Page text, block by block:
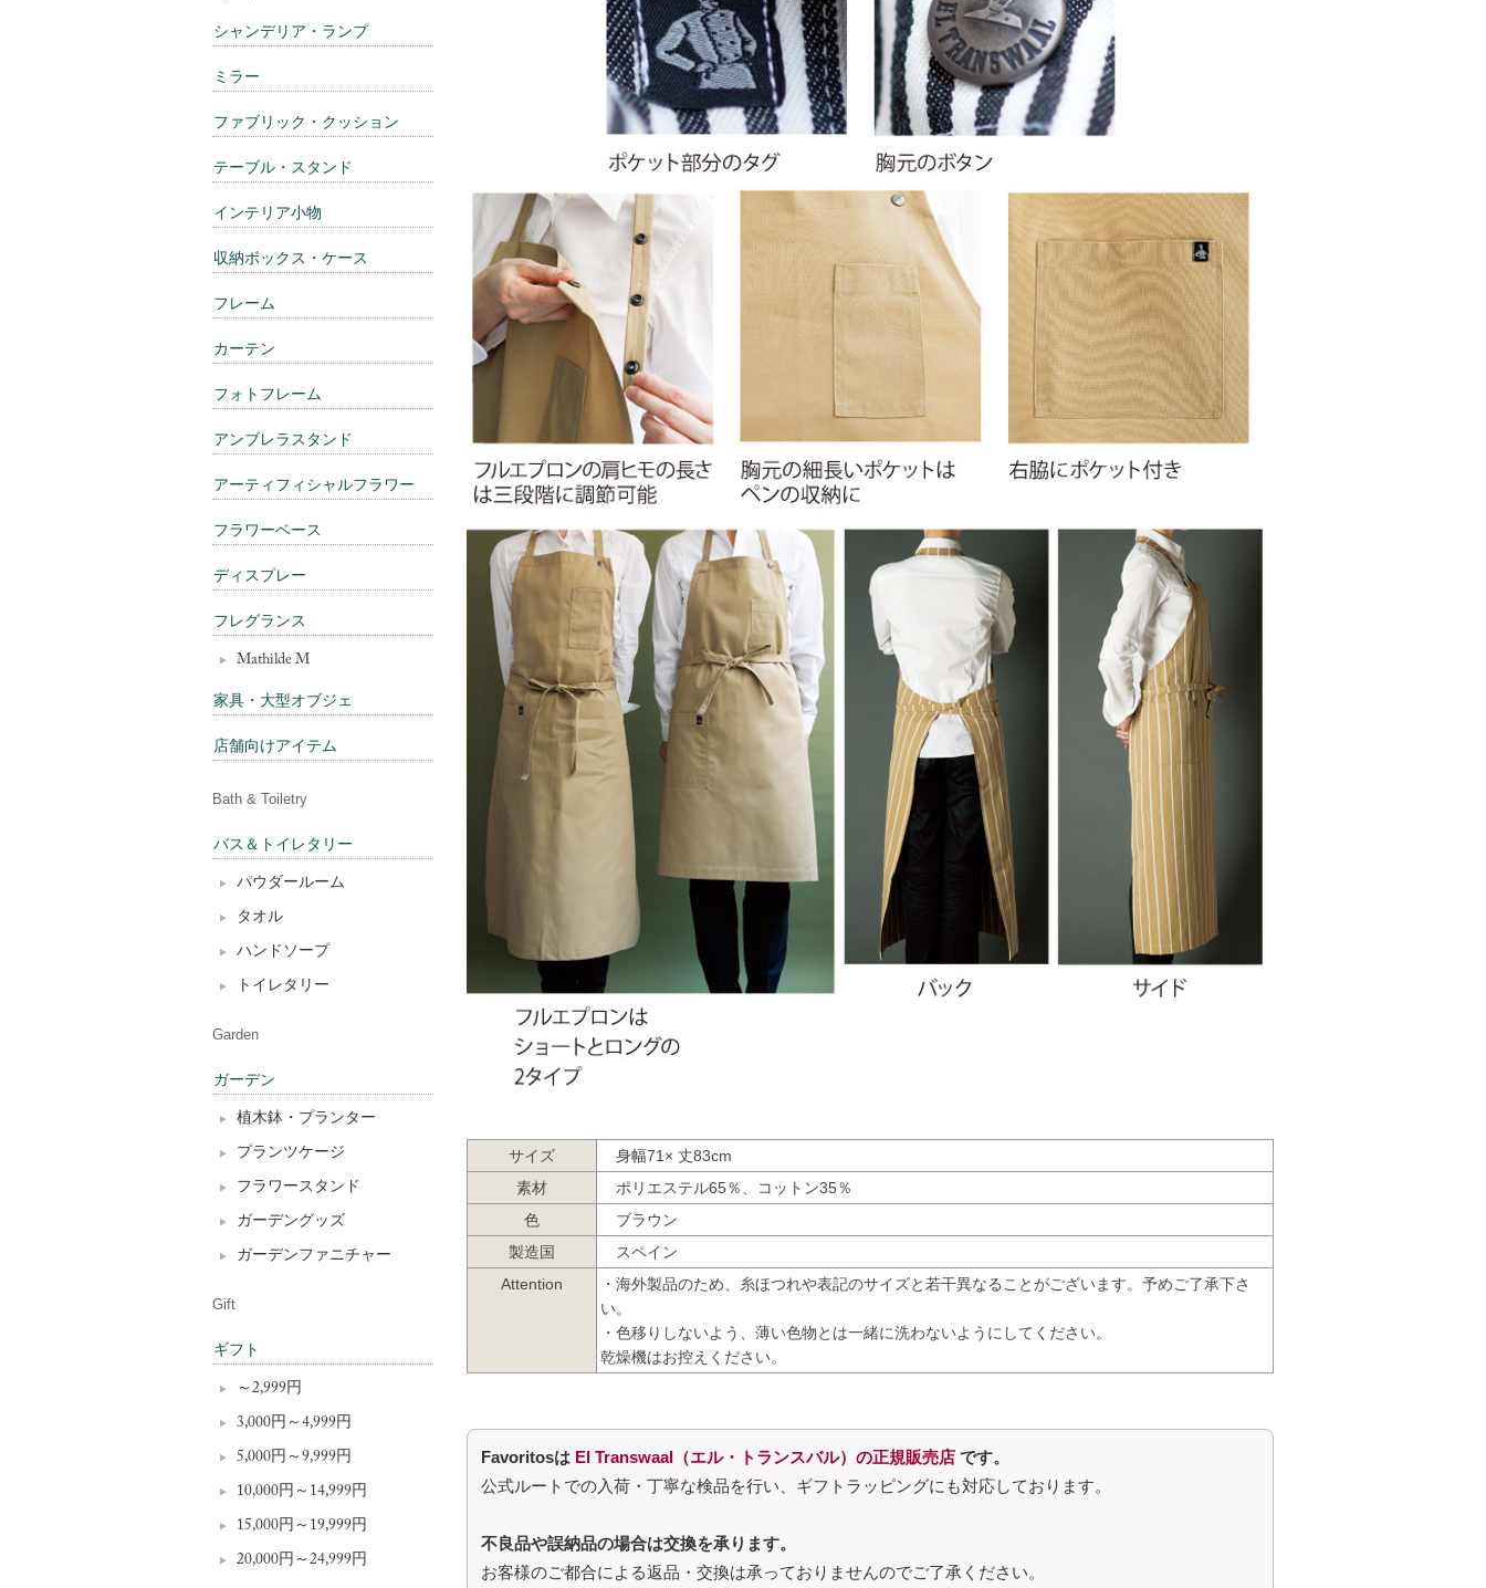
サイズ
身幅71× 丈83cm
素材
ポリエステル65％、コットン35％
色
ブラウン
製造国
スペイン
Attention
・海外製品のため、糸ほつれや表記のサイズと若干異なることがございます。予めご了承下さ
い。
・色移りしないよう、薄い色物とは一緒に洗わないようにしてください。
乾燥機はお控えください。
Favoritosは El Transwaal（エル・トランスバル）の正規販売店 です。
公式ルートでの入荷・丁寧な検品を行い、ギフトラッピングにも対応しております。
不良品や誤納品の場合は交換を承ります。
お客様のご都合による返品・交換は承っておりませんのでご了承ください。
シャンデリア・ランプ
ミラー
ファブリック・クッション
テーブル・スタンド
インテリア小物
収納ボックス・ケース
フレーム
カーテン
フォトフレーム
アンブレラスタンド
アーティフィシャルフラワー
フラワーベース
ディスプレー
フレグランス
Mathilde M
家具・大型オブジェ
店舗向けアイテム
Bath & Toiletry
バス＆トイレタリー
パウダールーム
タオル
ハンドソープ
トイレタリー
Garden
ガーデン
植木鉢・プランター
プランツケージ
フラワースタンド
ガーデングッズ
ガーデンファニチャー
Gift
ギフト
～2,999円
3,000円～4,999円
5,000円～9,999円
10,000円～14,999円
15,000円～19,999円
20,000円～24,999円